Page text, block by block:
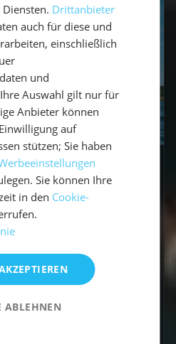
ab Fehmarn:
Kurze Distanzen,
Drittanbieter
auch für diese und
einschließlich
und
Auswahl gilt nur für
Anbieter können
auf
stützen; Sie haben
Sie können Ihre
in den Cookie-
ABLEHNEN